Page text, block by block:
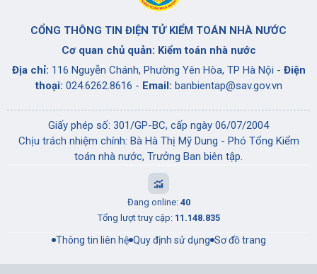
CỔNG THÔNG TIN ĐIỆN TỬ KIỂM TOÁN NHÀ NƯỚC
Cơ quan chủ quản: Kiểm toán nhà nước
Địa chỉ: 116 Nguyễn Chánh, Phường Yên Hòa, TP Hà Nội - Điện
thoại: 024.6262.8616 - Email: banbientap@sav.gov.vn
Giấy phép số: 301/GP-BC, cấp ngày 06/07/2004
Chịu trách nhiệm chính: Bà Hà Thị Mỹ Dung - Phó Tổng Kiểm
toán nhà nước, Trưởng Ban biên tập.
Đang online: 40
Tổng lượt truy cập: 11.148.835
Thông tin liên hệ Quy định sử dụng Sơ đồ trang